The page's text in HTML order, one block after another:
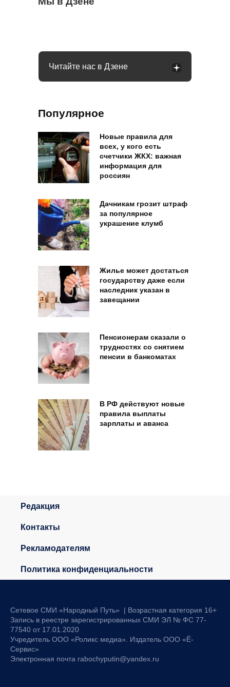
медленно: просто посадите рядом
МФЦ в РФ ввели новые правила для
Гаишник остановил, а права остались
Читайте нас в Дзене
Популярное
Новые правила для
всех, у кого есть
счетчики ЖКХ: важная
информация для
россиян
Дачникам грозит штраф
за популярное
украшение клумб
Жилье может достаться
государству даже если
наследник указан в
завещании
Пенсионерам сказали о
трудностях со снятием
пенсии в банкоматах
В РФ действуют новые
правила выплаты
зарплаты и аванса
Редакция
Контакты
Рекламодателям
Политика конфиденциальности
Сетевое СМИ «Народный Путь» | Возрастная категория 16+
Запись в реестре зарегистрированных СМИ ЭЛ № ФС 77-
77540 от 17.01.2020
Учредитель ООО «Роликс медиа». Издатель ООО «Ё-
Сервис»
Электронная почта rabochyputin@yandex.ru